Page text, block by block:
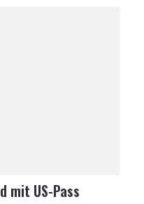
mit US-Pass